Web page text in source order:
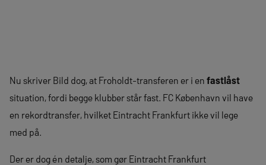
Nu skriver Bild dog, at Froholdt-transferen er i en fastlåst
situation, fordi begge klubber står fast. FC København vil have
en rekordtransfer, hvilket Eintracht Frankfurt ikke vil lege
med på.
Der er dog én detalje, som gør Eintracht Frankfurt